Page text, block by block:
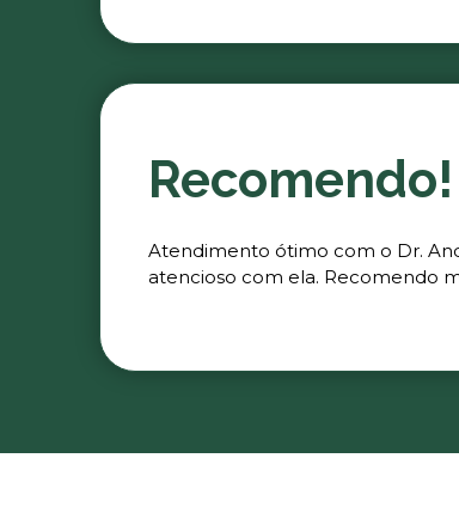
Recomendo!
Atendimento ótimo com o Dr.
atencioso com ela. Recomendo